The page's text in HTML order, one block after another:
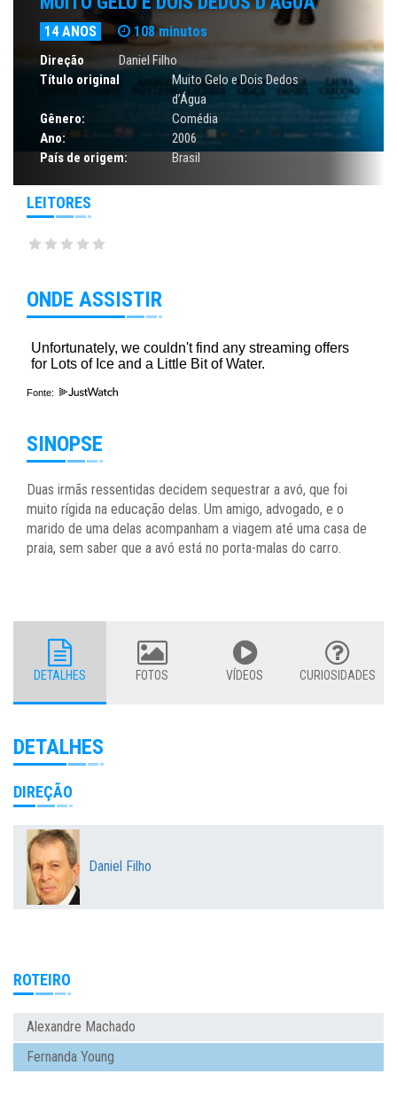
14 ANOS 108 minutos
Direção
Daniel Filho
Título original
Muito Gelo e Dois Dedos
d’Água
Gênero:
Comédia
Ano:
2006
País de origem:
Brasil
LEITORES
ONDE ASSISTIR
Fonte:
SINOPSE
Duas irmãs ressentidas decidem sequestrar a avó, que foi
muito rígida na educação delas. Um amigo, advogado, e o
marido de uma delas acompanham a viagem até uma casa de
praia, sem saber que a avó está no porta-malas do carro.
DETALHES FOTOS VÍDEOS CURIOSIDADES
DETALHES
DIREÇÃO
Daniel Filho
ROTEIRO
Alexandre Machado
Fernanda Young